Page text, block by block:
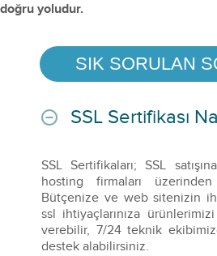
doğru yoludur.
SIK SORULAN
SSL Sertifikası
SSL Sertifikaları; SSL
hosting firmaları
Bütçenize ve web sitenizin
ssl ihtiyaçlarınıza
verebilir, 7/24 teknik
destek alabilirsiniz.